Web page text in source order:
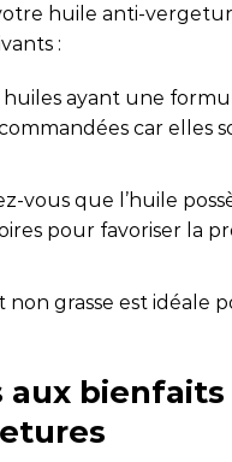
huile anti-
:
huiles ayant une
car elles
vous que l’huile
pour favoriser la
grasse est idéale
aux